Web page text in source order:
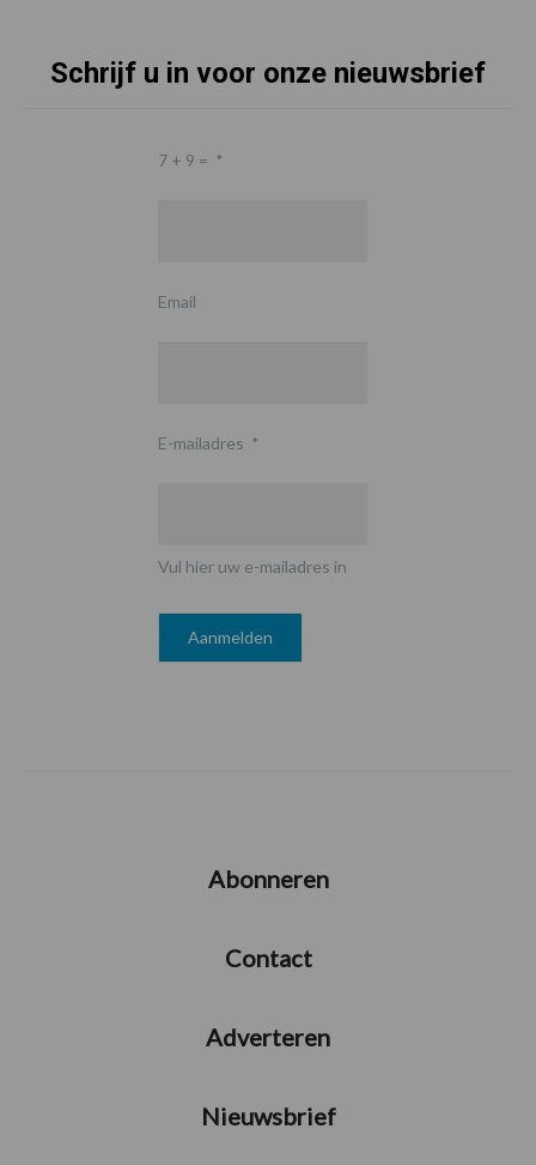
Schrijf u in voor onze nieuwsbrief
7 + 9 = *
Email
E-mailadres *
Vul hier uw e-mailadres in
Abonneren
Contact
Adverteren
Nieuwsbrief